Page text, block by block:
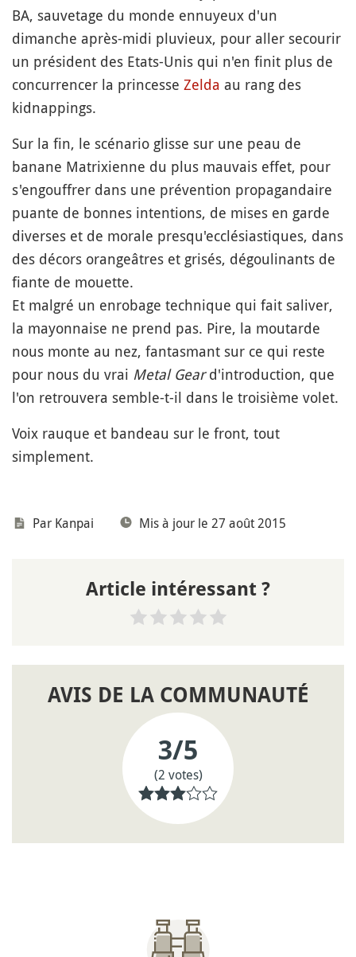
BA, sauvetage du monde ennuyeux d'un
dimanche après-midi pluvieux, pour aller secourir
un président des Etats-Unis qui n'en finit plus de
concurrencer la princesse Zelda au rang des
kidnappings.
Sur la fin, le scénario glisse sur une peau de
banane Matrixienne du plus mauvais effet, pour
s'engouffrer dans une prévention propagandaire
puante de bonnes intentions, de mises en garde
diverses et de morale presqu'ecclésiastiques, dans
des décors orangeâtres et grisés, dégoulinants de
fiante de mouette.
Et malgré un enrobage technique qui fait saliver,
la mayonnaise ne prend pas. Pire, la moutarde
nous monte au nez, fantasmant sur ce qui reste
pour nous du vrai Metal Geard'introduction, que
l'on retrouvera semble-t-il dans le troisième volet.
Voix rauque et bandeau sur le front, tout
simplement.
Par Kanpai Mis à jour le 27 août 2015
Article intéressant ?
AVIS DE LA COMMUNAUTÉ
3/5
(2 votes)